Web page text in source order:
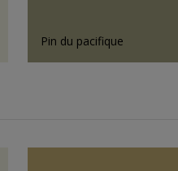
Pin du pacifique